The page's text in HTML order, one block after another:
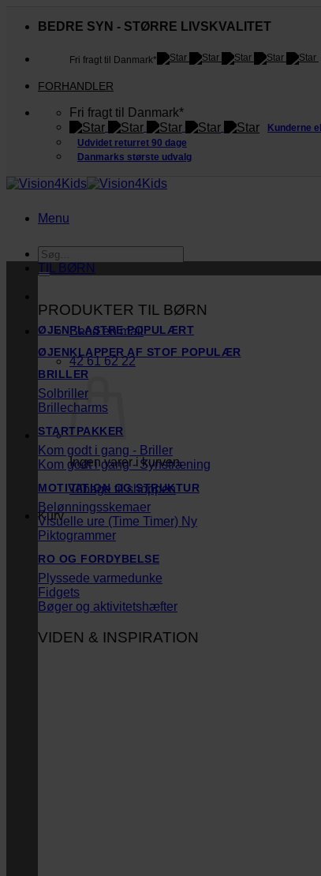
BEDRE SYN - STØRRE LIVSKVALITET
Fri fragt til Danmark*
FORHANDLER
Fri fragt til Danmark*
Kunderne
Udvidet returret 90 dage
Danmarks største udvalg
Menu
Søg
efter:
Send en mail
42 61 62 22
Ingen varer i kurven.
Tilbage til shoppen
Kurv
TIL BØRN
PRODUKTER TIL BØRN
ØJENPLASTRE
ØJENKLAPPER AF STOF
BRILLER
Solbriller
Brillecharms
STARTPAKKER
Kom godt i gang - Briller
Kom godt i gang - Synstræning
MOTIVATION OG STRUKTUR
Belønningsskemaer
Visuelle ure (Time Timer)
Piktogrammer
RO OG FORDYBELSE
Plyssede varmedunke
Fidgets
Bøger og aktivitetshæfter
VIDEN & INSPIRATION